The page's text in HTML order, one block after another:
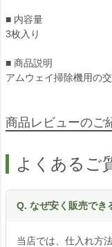
■ 内容量
3枚入り
■ 商品説明
アムウェイ掃除機用の
商品レビューのご
よくあるご
Q. なぜ安く販売でき
当店では、仕入れ方